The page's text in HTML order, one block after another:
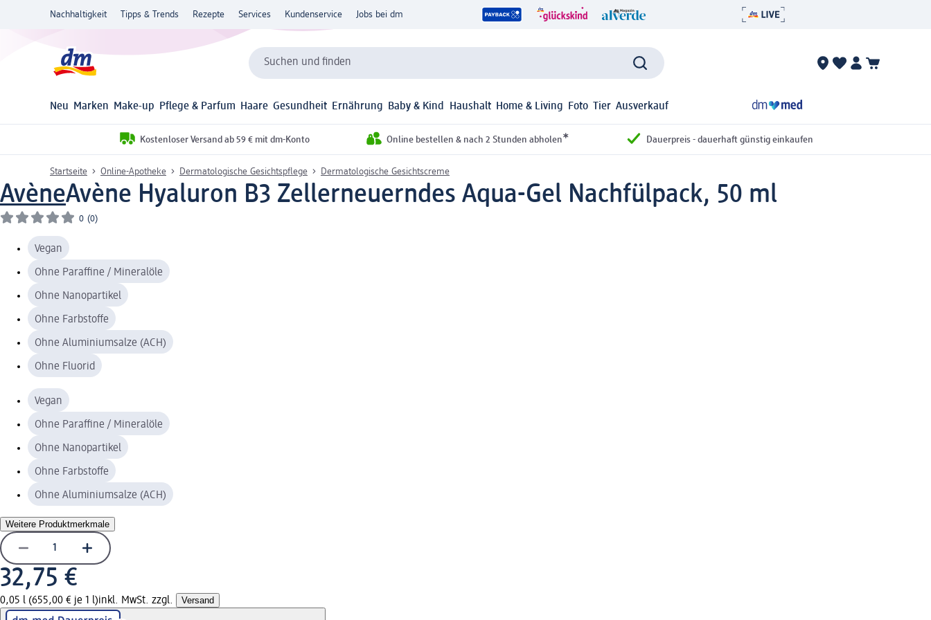
Nachhaltigkeit Tipps & Trends Rezepte Services Kundenservice Jobs bei dm
Suchen und finden
Neu Marken Make-up Pflege & Parfum Haare Gesundheit Ernährung Baby & Kind Haushalt Home & Living Foto Tier Ausverkauf
Kostenloser Versand ab 59 € mit dm-Konto Online bestellen & nach 2 Stunden abholen* Dauerpreis - dauerhaft günstig einkaufen
Startseite Online-Apotheke Dermatologische Gesichtspflege Dermatologische Gesichtscreme
AvèneAvène Hyaluron B3 Zellerneuerndes Aqua-Gel Nachfülpack, 50 ml
0 (0)
Vegan
Ohne Paraffine / Mineralöle
Ohne Nanopartikel
Ohne Farbstoffe
Ohne Aluminiumsalze (ACH)
Ohne Fluorid
Vegan
Ohne Paraffine / Mineralöle
Ohne Nanopartikel
Ohne Farbstoffe
Ohne Aluminiumsalze (ACH)
Weitere Produktmerkmale
32,75 €
0,05 l (655,00 € je 1 l)inkl. MwSt. zzgl. Versand